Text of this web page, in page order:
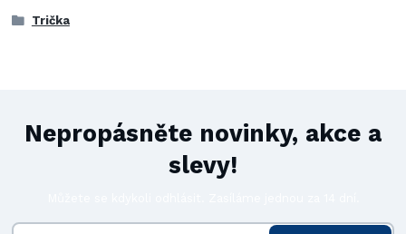
Trička
Nepropásněte novinky, akce a
slevy!